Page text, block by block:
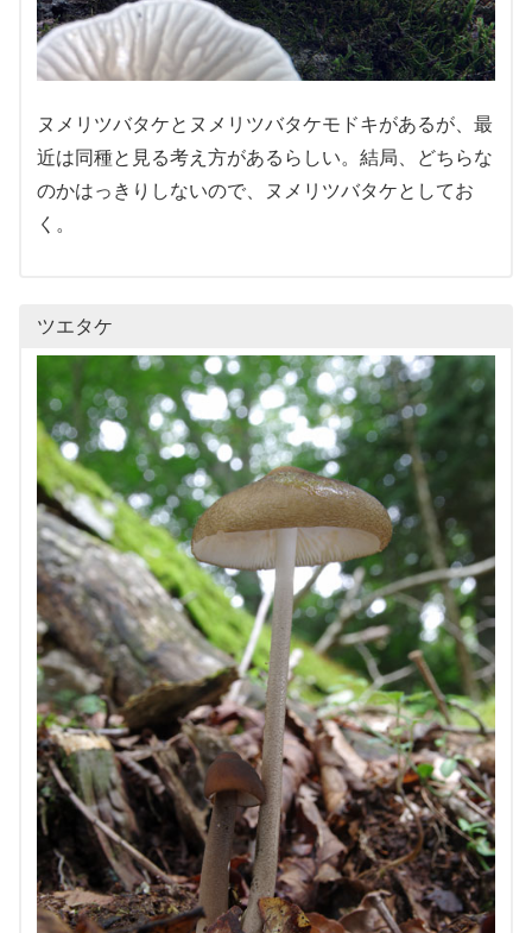
ヌメリツバタケとヌメリツバタケモドキがあるが、最
近は同種と見る考え方があるらしい。結局、どちらな
のかはっきりしないので、ヌメリツバタケとしてお
く。
ツエタケ